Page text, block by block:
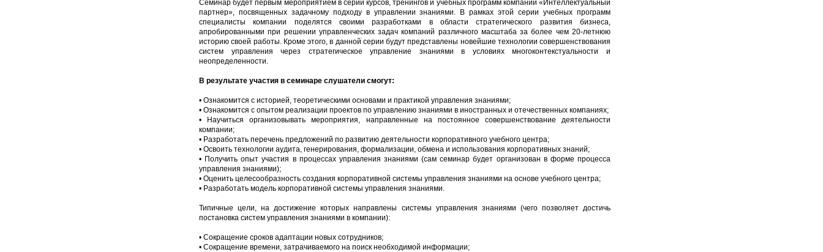
Семинар будет первым мероприятием в серии курсов, тренингов и учебных программ компании «Интеллектуальный
партнер», посвященных задачному подходу в управлении знаниями. В рамках этой серии учебных программ
специалисты компании поделятся своими разработками в области стратегического развития бизнеса,
апробированными при решении управленческих задач компаний различного масштаба за более чем 20-летнюю
историю своей работы. Кроме этого, в данной серии будут представлены новейшие технологии совершенствования
систем управления через стратегическое управление знаниями в условиях многоконтекстуальности и
неопределенности.
В результате участия в семинаре слушатели смогут:
• Ознакомится с историей, теоретическими основами и практикой управления знаниями;
• Ознакомится с опытом реализации проектов по управлению знаниями в иностранных и отечественных компаниях;
• Научиться организовывать мероприятия, направленные на постоянное совершенствование деятельности
компании;
• Разработать перечень предложений по развитию деятельности корпоративного учебного центра;
• Освоить технологии аудита, генерирования, формализации, обмена и использования корпоративных знаний;
• Получить опыт участия в процессах управления знаниями (сам семинар будет организован в форме процесса
управления знаниями);
• Оценить целесообразность создания корпоративной системы управления знаниями на основе учебного центра;
• Разработать модель корпоративной системы управления знаниями.
Типичные цели, на достижение которых направлены системы управления знаниями (чего позволяет достичь
постановка систем управления знаниями в компании):
• Сокращение сроков адаптации новых сотрудников;
• Сокращение времени, затрачиваемого на поиск необходимой информации;